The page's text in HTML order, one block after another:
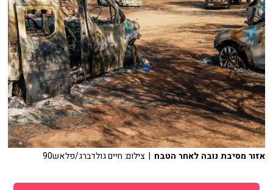
אזור מסיבת נובה לאחר הטבח | צילום: חיים גולדברג/פלאש90